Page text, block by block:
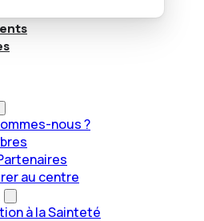
nous ?
au centre
à la Sainteté